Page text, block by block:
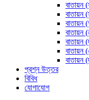
বাতায়ন
বাতায়ন
বাতায়ন
বাতায়ন
বাতায়ন
বাতায়ন
প্রশ্ন উত্তর
বিবিধ
যোগাযোগ